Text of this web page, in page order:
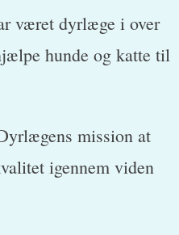
været dyrlæge i over
hunde og katte til
mission at
igennem viden